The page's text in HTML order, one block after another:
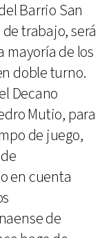
Barrio San
trabajo, será
mayoría de los
doble turno.
Decano
Mutio, para
de juego,
en cuenta
de